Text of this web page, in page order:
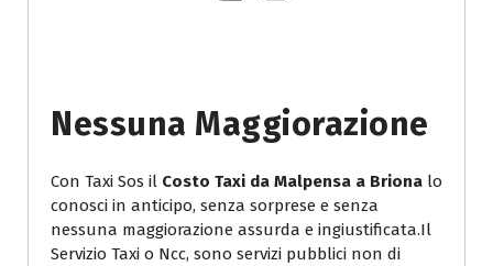
Nessuna Maggiorazione
Con Taxi Sos il Costo Taxi da Malpensa a Briona lo
conosci in anticipo, senza sorprese e senza
nessuna maggiorazione assurda e ingiustificata.Il
Servizio Taxi o Ncc, sono servizi pubblici non di